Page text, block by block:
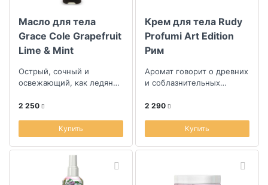
Масло для тела
Grace Cole Grapefruit
Lime & Mint
Острый, сочный и
освежающий, как ледяной
пляже
2 250
Купить
Крем для тела Rudy
Profumi Art Edition
Рим
Аромат говорит о древних
и соблазнительных
цветок туберозы и
2 290
Купить